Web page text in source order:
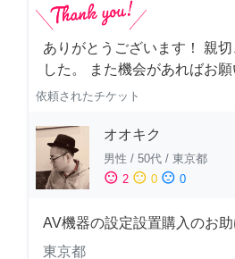
ありがとうございます！ 親
した。 また機会があればお願
依頼されたチケット
オオキク
男性 / 50代 / 東京都
sentiment_satisfied 2 sentiment_neutral 0 sentiment_dissatisfied 0
AV機器の設定設置購入のお助
東京都